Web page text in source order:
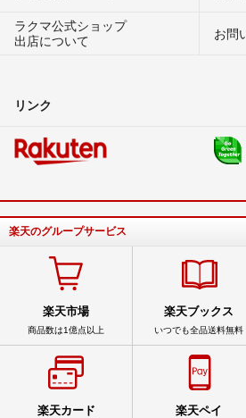
ラクマ公式ショップ
出店について
お問
リンク
楽天のグループサービス
楽天市場
商品数は1億点以上
楽天ブックス
いつでも全品送料無料
楽天カード 楽天ペイ